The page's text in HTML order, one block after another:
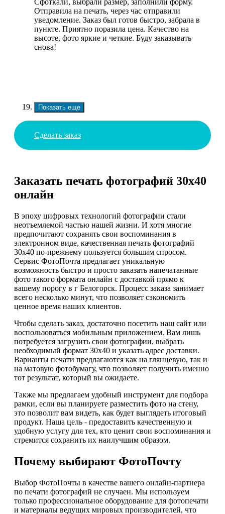
Отправила на печать, через час отправили
уведомление. Заказ был готов быстро, забрала в
пункте. Приятно поразила цена. Качество на
высоте, фото яркие и четкие. Буду заказывать
снова!
Показать еще
Сделать заказ
Заказать печать фотографий 30х40
онлайн
В эпоху цифровых технологий фотографии стали
неотъемлемой частью нашей жизни. И хотя многие
предпочитают сохранять свои воспоминания в
электронном виде, качественная печать фотографий
30х40 по-прежнему пользуется большим спросом.
Сервис ФотоПочта предлагает уникальную
возможность быстро и просто заказать напечатанные
фото такого формата онлайн с доставкой прямо к
вашему порогу в г Белогорск. Процесс заказа занимает
всего несколько минут, что позволяет сэкономить
ценное время наших клиентов.
Чтобы сделать заказ, достаточно посетить наш сайт или
воспользоваться мобильным приложением. Вам лишь
потребуется загрузить свои фотографии, выбрать
необходимый формат 30х40 и указать адрес доставки.
Варианты печати предлагаются как на глянцевую, так и
на матовую фотобумагу, что позволяет получить именно
тот результат, который вы ожидаете.
Также мы предлагаем удобный инструмент для подбора
рамки, если вы планируете разместить фото на стену,
это позволит вам видеть, как будет выглядеть итоговый
продукт. Наша цель - предоставить качественную и
удобную услугу для тех, кто ценит свои воспоминания и
стремится сохранить их наилучшим образом.
Почему выбирают ФотоПочту
Выбор ФотоПочты в качестве вашего онлайн-партнера
по печати фотографий не случаен. Мы используем
только профессиональное оборудование для фотопечати
и материалы ведущих мировых производителей, что